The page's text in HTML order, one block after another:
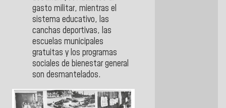
gasto militar, mientras el
sistema educativo, las
canchas deportivas, las
escuelas municipales
gratuitas y los programas
sociales de bienestar general
son desmantelados.